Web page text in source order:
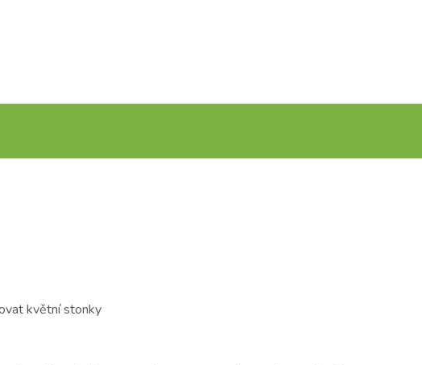
květní stonky